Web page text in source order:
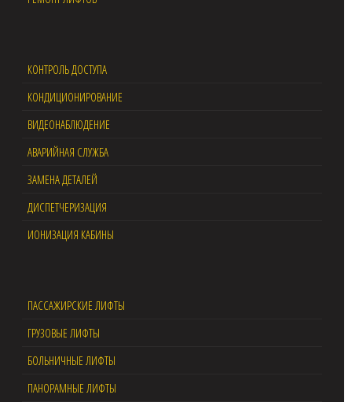
КОНТРОЛЬ ДОСТУПА
КОНДИЦИОНИРОВАНИЕ
ВИДЕОНАБЛЮДЕНИЕ
АВАРИЙНАЯ СЛУЖБА
ЗАМЕНА ДЕТАЛЕЙ
ДИСПЕТЧЕРИЗАЦИЯ
ИОНИЗАЦИЯ КАБИНЫ
ПАССАЖИРСКИЕ ЛИФТЫ
ГРУЗОВЫЕ ЛИФТЫ
БОЛЬНИЧНЫЕ ЛИФТЫ
ПАНОРАМНЫЕ ЛИФТЫ